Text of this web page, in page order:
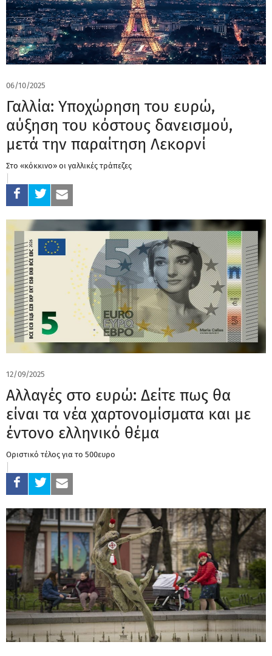
06/10/2025
Γαλλία: Υποχώρηση του ευρώ,
αύξηση του κόστους δανεισμού,
μετά την παραίτηση Λεκορνί
Στο «κόκκινο» οι γαλλικές τράπεζες
12/09/2025
Αλλαγές στο ευρώ: Δείτε πως θα
είναι τα νέα χαρτονομίσματα και με
έντονο ελληνικό θέμα
Οριστικό τέλος για το 500ευρο